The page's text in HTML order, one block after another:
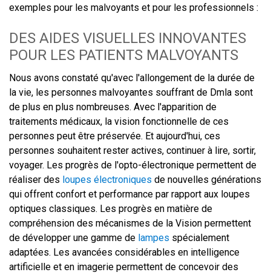
exemples pour les malvoyants et pour les professionnels :
DES AIDES VISUELLES INNOVANTES
POUR LES PATIENTS MALVOYANTS
Nous avons constaté qu'avec l'allongement de la durée de
la vie, les personnes malvoyantes souffrant de Dmla sont
de plus en plus nombreuses. Avec l'apparition de
traitements médicaux, la vision fonctionnelle de ces
personnes peut être préservée. Et aujourd'hui, ces
personnes souhaitent rester actives, continuer à lire, sortir,
voyager. Les progrès de l'opto-électronique permettent de
réaliser des loupes électroniques de nouvelles générations
qui offrent confort et performance par rapport aux loupes
optiques classiques. Les progrès en matière de
compréhension des mécanismes de la Vision permettent
de développer une gamme de lampes spécialement
adaptées. Les avancées considérables en intelligence
artificielle et en imagerie permettent de concevoir des